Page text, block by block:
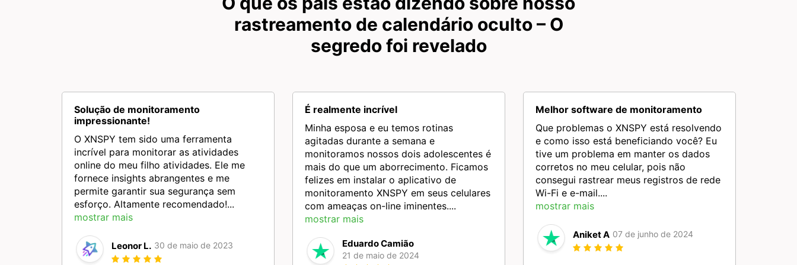
rastreamento de calendário oculto – O
segredo foi revelado
Solução de monitoramento
impressionante!
O XNSPY tem sido uma ferramenta
incrível para monitorar as atividades
online do meu filho atividades. Ele me
fornece insights abrangentes e me
permite garantir sua segurança sem
esforço. Altamente recomendado!...
mostrar mais
Leonor L. 30 de maio de 2023
É realmente incrível
Minha esposa e eu temos rotinas
agitadas durante a semana e
monitoramos nossos dois adolescentes é
mais do que um aborrecimento. Ficamos
felizes em instalar o aplicativo de
monitoramento XNSPY em seus celulares
com ameaças on-line iminentes....
mostrar mais
Eduardo Camião
21 de maio de 2024
Melhor software de monitoramento
Que problemas o XNSPY está resolvendo
e como isso está beneficiando você? Eu
tive um problema em manter os dados
corretos no meu celular, pois não
consegui rastrear meus registros de rede
Wi-Fi e e-mail....
mostrar mais
Aniket A 07 de junho de 2024